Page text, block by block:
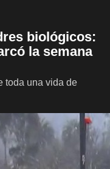
biológicos:
la semana
toda una vida de